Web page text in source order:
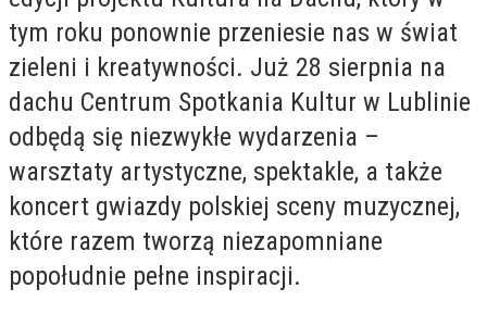
tym roku ponownie przeniesie nas w świat
zieleni i kreatywności. Już 28 sierpnia na
dachu Centrum Spotkania Kultur w Lublinie
odbędą się niezwykłe wydarzenia –
warsztaty artystyczne, spektakle, a także
koncert gwiazdy polskiej sceny muzycznej,
które razem tworzą niezapomniane
popołudnie pełne inspiracji.